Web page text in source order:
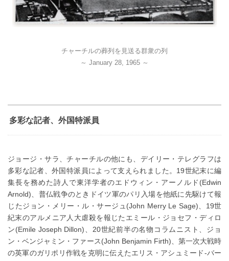
チャーチルの葬列を見送る群衆の列
～ January 28, 1965 ～
多彩な記者、外国特派員
ジョージ・サラ、チャーチルの他にも、デイリー・テレグラフは
多彩な記者、外国特派員によって支えられました。19世紀末に編
集長を務めた詩人で東洋学者のエドウィン・アーノルド(Edwin
Arnold)、普仏戦争のときドイツ軍のパリ入場を他紙に先駆けて報
じたジョン・メリー・ル・サージュ(John Merry Le Sage)、19世
紀末のアルメニア人大虐殺を報じたエミール・ジョセフ・ディロ
ン(Emile Joseph Dillon)、20世紀前半の名物コラムニスト、ジョ
ン・ベンジャミン・ファース(John Benjamin Firth)、第一次大戦時
の英軍のガリポリ作戦を克明に伝えたエリス・アシュミード-バー